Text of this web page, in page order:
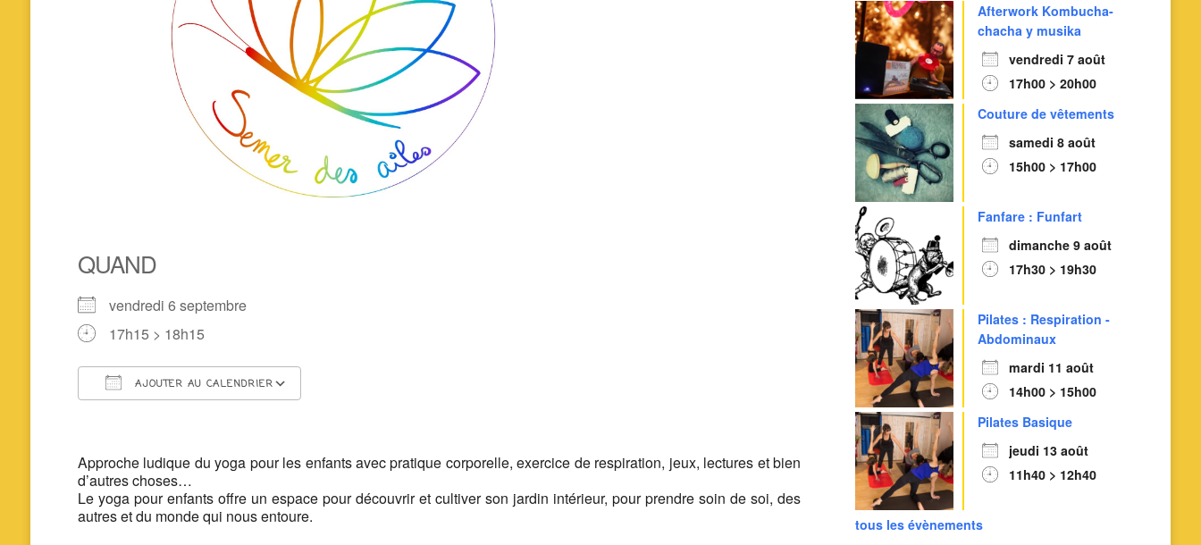
QUAND
vendredi 6 septembre
17h15 > 18h15
AJOUTER AU CALENDRIER
Outlook Live
Approche ludique du yoga pour les enfants avec pratique corporelle, exercice de respiration, jeux, lectures et bien
d’autres choses…
Le yoga pour enfants offre un espace pour découvrir et cultiver son jardin intérieur, pour prendre soin de soi, des
autres et du monde qui nous entoure.
Afterwork Kombucha-
chacha y musika
vendredi 7 août
17h00 > 20h00
Couture de vêtements
samedi 8 août
15h00 > 17h00
Fanfare : Funfart
dimanche 9 août
17h30 > 19h30
Pilates : Respiration -
Abdominaux
mardi 11 août
14h00 > 15h00
Pilates Basique
jeudi 13 août
11h40 > 12h40
tous les évènements